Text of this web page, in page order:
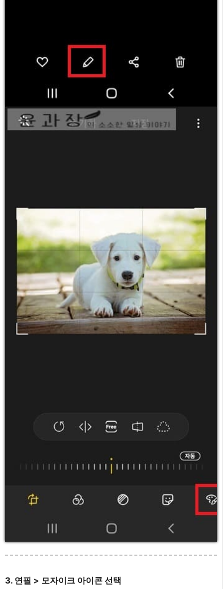
3. 연필 > 모자이크 아이콘 선택